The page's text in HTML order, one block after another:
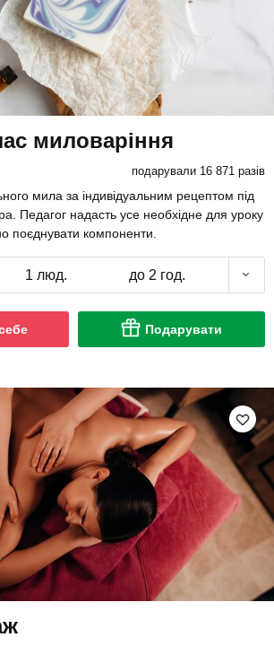
миловаріння
подарували 16 871 разів
мила за індивідуальним рецептом під
Педагог надасть усе необхідне для уроку
поєднувати компоненти.
1 люд. до 2 год.
Подарувати